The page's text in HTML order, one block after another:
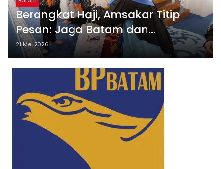
Berangkat Haji, Amsakar Titip
Pesan: Jaga Batam dan
Pemerintahan Tetap Solid
21 Mei 2026